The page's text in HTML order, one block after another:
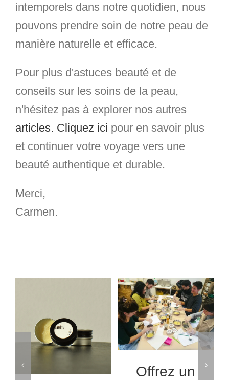
intemporels dans notre quotidien, nous
pouvons prendre soin de notre peau de
manière naturelle et efficace.
Pour plus d'astuces beauté et de
conseils sur les soins de la peau,
n'hésitez pas à explorer nos autres
articles. Cliquez ici pour en savoir plus
et continuer votre voyage vers une
beauté authentique et durable.
Merci,
Carmen.
/
DÉTAILS
Offrez un
AJOUTER AU
PANIER
/
DÉTAILS